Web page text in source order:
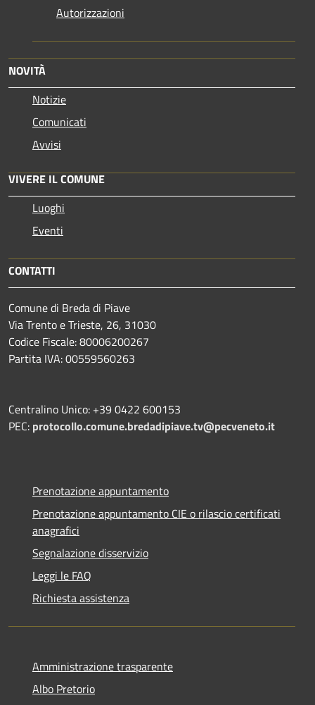
Autorizzazioni
NOVITÀ
Notizie
Comunicati
Avvisi
VIVERE IL COMUNE
Luoghi
Eventi
CONTATTI
Comune di Breda di Piave
Via Trento e Trieste, 26, 31030
Codice Fiscale: 80006200267
Partita IVA: 00559560263
Centralino Unico: +39 0422 600153
PEC: protocollo.comune.bredadipiave.tv@pecveneto.it
Prenotazione appuntamento
Prenotazione appuntamento CIE o rilascio certificati
anagrafici
Segnalazione disservizio
Leggi le FAQ
Richiesta assistenza
Amministrazione trasparente
Albo Pretorio